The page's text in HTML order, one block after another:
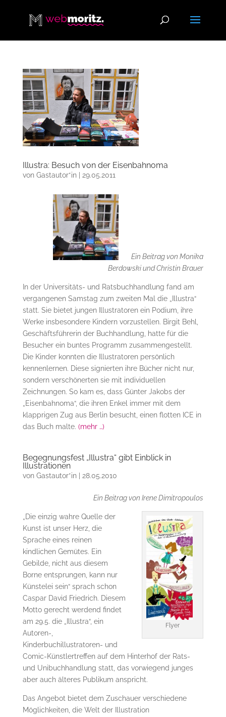
Illustra: Besuch von der Eisenbahnoma
von Gastautor*in| 29.05.2011
Ein Beitrag von Monika
Berdowski und Christin Brauer
In der Universitäts- und Ratsbuchhandlung fand am
vergangenen Samstag zum zweiten Mal die „Illustra“
statt. Sie bietet jungen Illustratoren ein Podium, ihre
Werke insbesondere Kindern vorzustellen. Birgit Behl,
Geschäftsführerin der Buchhandlung, hatte für die
Besucher ein buntes Programm zusammengestellt.
Die Kinder konnten die Illustratoren persönlich
kennenlernen. Diese signierten ihre Bücher nicht nur,
sondern verschönerten sie mit individuellen
Zeichnungen. So kam es, dass Günter Jakobs der
„Eisenbahnoma“, die ihren Enkel immer mit dem
klapprigen Zug aus Berlin besucht, einen flotten ICE in
das Buch malte. (mehr …)
Begegnungsfest „Illustra“ gibt Einblick in
Illustrationen
von Gastautor*in| 28.05.2010
Ein Beitrag von Irene Dimitropoulos
Flyer
„Die einzig wahre Quelle der
Kunst ist unser Herz, die
Sprache eines reinen
kindlichen Gemütes. Ein
Gebilde, nicht aus diesem
Borne entsprungen, kann nur
Künstelei sein“ sprach schon
Caspar David Friedrich. Diesem
Motto gerecht werdend findet
am 29.5. die „Illustra“, ein
Autoren-,
Kinderbuchillustratoren- und
Comic-Künstlertreffen auf dem Hinterhof der Rats-
und Unibuchhandlung statt, das vorwiegend junges
aber auch älteres Publikum anspricht.
Das Angebot bietet dem Zuschauer verschiedene
Möglichkeiten, die Welt der Illustration